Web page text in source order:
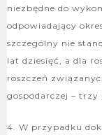
niezbędne do
odpowiadający
szczególny nie
lat dziesięć, a dla
roszczeń
gospodarczej – trzy
4. W przypadku